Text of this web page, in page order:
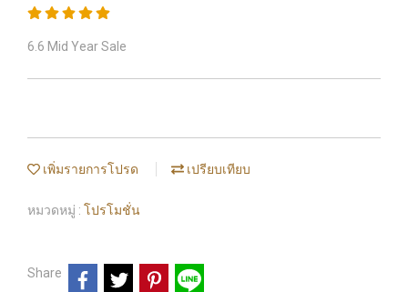
6.6 Mid Year Sale
เพิ่มรายการโปรด เปรียบเทียบ
หมวดหมู่ : โปรโมชั่น
Share